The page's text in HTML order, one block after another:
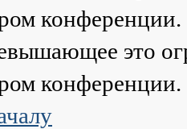
это
конференции.